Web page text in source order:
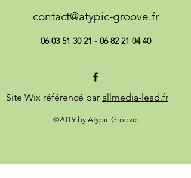
contact@atypic-groove.fr
06 03 51 30 21 - 06 82 21 04 40
Site Wix référencé par allmedia-lead.fr
©2019 by Atypic Groove.